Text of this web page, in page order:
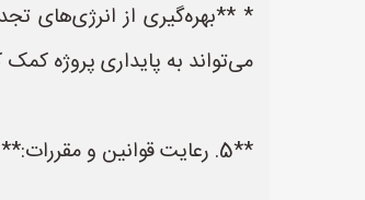
* **بهره‌گیری از انرژی‌های
می‌تواند به پایداری پروژه کمک
**5. رعایت قوانین و مقررات:**